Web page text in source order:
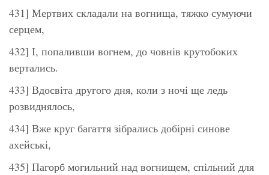
431] Мертвих складали на вогнища, тяжко сумуючи
серцем,
432] І, попаливши вогнем, до човнів крутобоких
вертались.
433] Вдосвіта другого дня, коли з ночі ще ледь
розвиднялось,
434] Вже круг багаття зібрались добірні синове
ахейські,
435] Пагорб могильний над вогнищем, спільний для